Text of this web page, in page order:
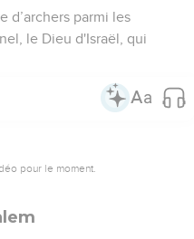
d’archers parmi les
le Dieu d'Israël, qui
pour le moment.